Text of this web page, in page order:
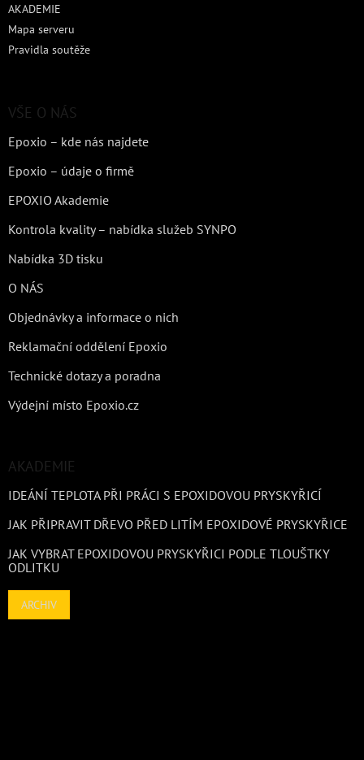
AKADEMIE
Mapa serveru
Pravidla soutěže
VŠE O NÁS
Epoxio – kde nás najdete
Epoxio – údaje o firmě
EPOXIO Akademie
Kontrola kvality – nabídka služeb SYNPO
Nabídka 3D tisku
O NÁS
Objednávky a informace o nich
Reklamační oddělení Epoxio
Technické dotazy a poradna
Výdejní místo Epoxio.cz
AKADEMIE
IDEÁNÍ TEPLOTA PŘI PRÁCI S EPOXIDOVOU PRYSKYŘICÍ
JAK PŘIPRAVIT DŘEVO PŘED LITÍM EPOXIDOVÉ PRYSKYŘICE
JAK VYBRAT EPOXIDOVOU PRYSKYŘICI PODLE TLOUŠTKY
ODLITKU
ARCHIV